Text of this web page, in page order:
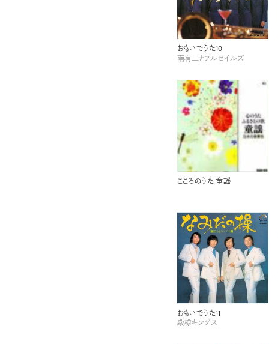
おもいでうた10
南有二とフルセイルズ
こころのうた 童謡
おもいでうた11
殿様キングス